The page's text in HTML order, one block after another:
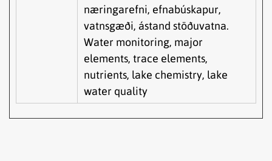
næringarefni, efnabúskapur,
vatnsgæði, ástand stöðuvatna.
Water monitoring, major
elements, trace elements,
nutrients, lake chemistry, lake
water quality